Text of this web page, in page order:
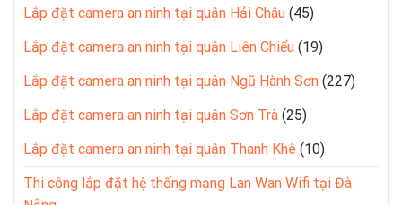
Lắp đặt camera an ninh tại quận Hải Châu (45)
Lắp đặt camera an ninh tại quận Liên Chiểu (19)
Lắp đặt camera an ninh tại quận Ngũ Hành Sơn (227)
Lắp đặt camera an ninh tại quận Sơn Trà (25)
Lắp đặt camera an ninh tại quận Thanh Khê (10)
Thi công lắp đặt hệ thống mạng Lan Wan Wifi tại Đà